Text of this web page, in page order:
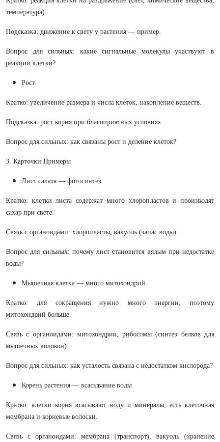
температура).
Подсказка: движение к свету у растения — пример.
Вопрос для сильных: какие сигнальные молекулы участвуют в
реакции клетки?
Рост
Кратко: увеличение размера и числа клеток, накопление веществ.
Подсказка: рост корня при благоприятных условиях.
Вопрос для сильных: как связаны рост и деление клеток?
3. Карточки Примеры
Лист салата — фотосинтез
Кратко: клетки листа содержат много хлоропластов и производят
сахар при свете.
Связь с органоидами: хлоропласты, вакуоль (запас воды).
Вопрос для сильных: почему лист становится вялым при недостатке
воды?
Мышечная клетка — много митохондрий
Кратко: для сокращения нужно много энергии, поэтому
митохондрий больше.
Связь с органоидами: митохондрии, рибосомы (синтез белков для
мышечных волокон).
Вопрос для сильных: как усталость связана с недостатком кислорода?
Корень растения — всасывание воды
Кратко: клетки корня всасывают воду и минералы; есть клеточная
мембрана и корневые волоски.
Связь с органоидами: мембрана (транспорт), вакуоль (хранение